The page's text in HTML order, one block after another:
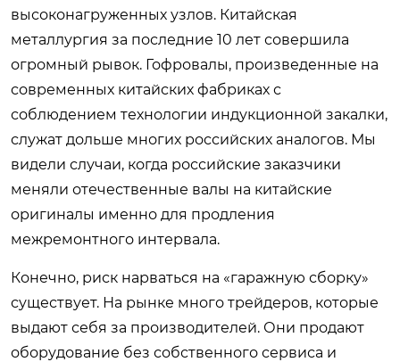
высоконагруженных узлов. Китайская
металлургия за последние 10 лет совершила
огромный рывок. Гофровалы, произведенные на
современных китайских фабриках с
соблюдением технологии индукционной закалки,
служат дольше многих российских аналогов. Мы
видели случаи, когда российские заказчики
меняли отечественные валы на китайские
оригиналы именно для продления
межремонтного интервала.
Конечно, риск нарваться на «гаражную сборку»
существует. На рынке много трейдеров, которые
выдают себя за производителей. Они продают
оборудование без собственного сервиса и